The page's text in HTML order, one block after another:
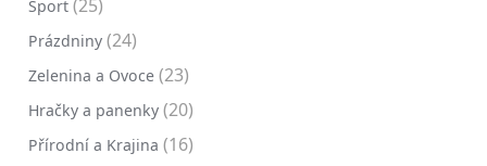
Sport (25)
Prázdniny (24)
Zelenina a Ovoce (23)
Hračky a panenky (20)
Přírodní a Krajina (16)